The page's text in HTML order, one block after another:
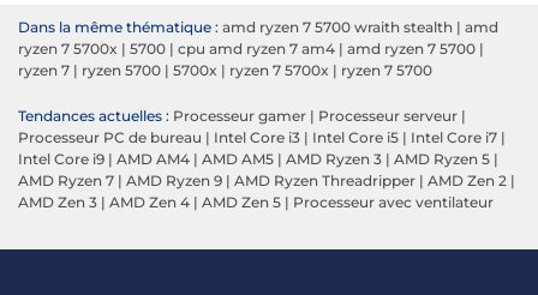
Dans la même thématique : amd ryzen 7 5700 wraith stealth | amd
ryzen 7 5700x | 5700 | cpu amd ryzen 7 am4 | amd ryzen 7 5700 |
ryzen 7 | ryzen 5700 | 5700x | ryzen 7 5700x | ryzen 7 5700
Tendances actuelles : Processeur gamer | Processeur serveur |
Processeur PC de bureau | Intel Core i3 | Intel Core i5 | Intel Core i7 |
Intel Core i9 | AMD AM4 | AMD AM5 | AMD Ryzen 3 | AMD Ryzen 5 |
AMD Ryzen 7 | AMD Ryzen 9 | AMD Ryzen Threadripper | AMD Zen 2 |
AMD Zen 3 | AMD Zen 4 | AMD Zen 5 | Processeur avec ventilateur